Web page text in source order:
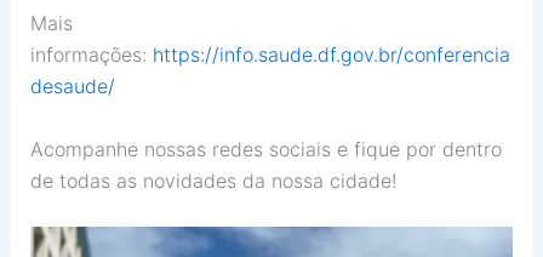
Mais
informações: https://info.saude.df.gov.br/conferencia
desaude/
Acompanhe nossas redes sociais e fique por dentro
de todas as novidades da nossa cidade!